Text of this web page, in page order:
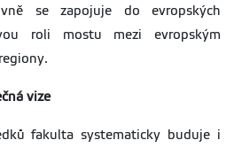
se zapojuje do evropských
roli mostu mezi evropským
vize
fakulta systematicky buduje i